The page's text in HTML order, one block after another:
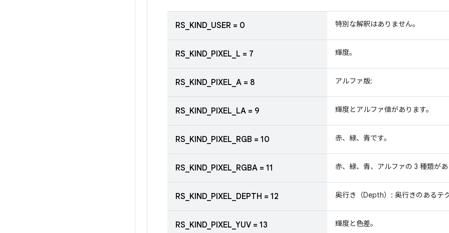
RS_KIND_USER = 0 特別な解釈はありません。
RS_KIND_PIXEL_L = 7 輝度。
RS_KIND_PIXEL_A = 8 アルファ版:
RS_KIND_PIXEL_LA = 9 輝度とアルファ値があります。
RS_KIND_PIXEL_RGB = 10 赤、緑、青です。
RS_KIND_PIXEL_RGBA = 11 赤、緑、青、アルファの 3 種類が
RS_KIND_PIXEL_DEPTH = 12 奥行き（Depth）: 奥行きのあるテ
RS_KIND_PIXEL_YUV = 13 輝度と色差。